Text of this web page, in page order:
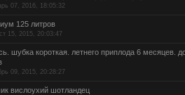
07, 2016, 18:05:32
125 литров
15, 2015, 20:03:47
шубка короткая. летнего приплода 6 месяцев.
09, 2015, 20:28:27
вислоухий шотландец